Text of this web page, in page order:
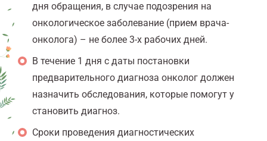
дня обращения, в случае подозрения на
онкологическое заболевание (прием врача-
онколога) – не более 3-х рабочих дней.
В течение 1 дня с даты постановки
предварительного диагноза онколог должен
назначить обследования, которые помогут у
становить диагноз.
Сроки проведения диагностических